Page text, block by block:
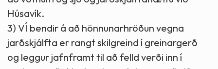
Húsavík.
3) VÍ bendir á að hönnunarhröðun vegna
jarðskjálfta er rangt skilgreind í greinargerð
og leggur jafnframt til að felld verði inn í